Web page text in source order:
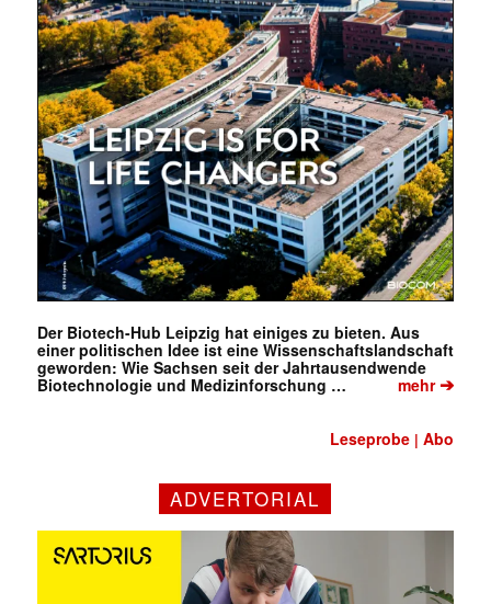
jede Woche aktuell informiert.
Der Biotech-Hub Leipzig hat einiges zu bieten. Aus
einer politischen Idee ist eine Wissenschaftslandschaft
geworden: Wie Sachsen seit der Jahrtausendwende
Biotechnologie und Medizinforschung …
mehr➔
Leseprobe |Abo
ADVERTORIAL